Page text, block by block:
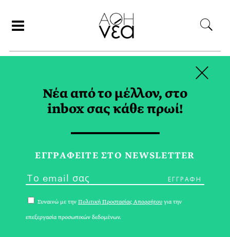
ΤΑΧΙΝΙ TAG
Νέα από το μέλλον, στο
inbox σας κάθε πρωί!
ΕΓΓPΑΦΕΙΤΕ ΣΤΟ NEWSLETTER
Συναινώ με την Πολιτική Προστασίας Απορρήτου για την
επεξεργασία προσωπικών δεδομένων.
×